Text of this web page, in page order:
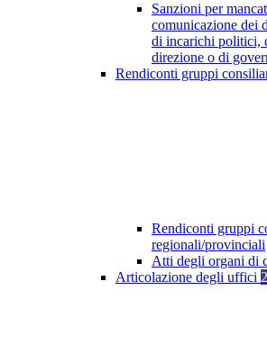
Sanzioni per
comunicazione dei
di incarichi politici,
direzione o di
Rendiconti gruppi
Rendiconti gruppi
regionali/provinciali
Atti degli organi di
Articolazione degli uffici 2